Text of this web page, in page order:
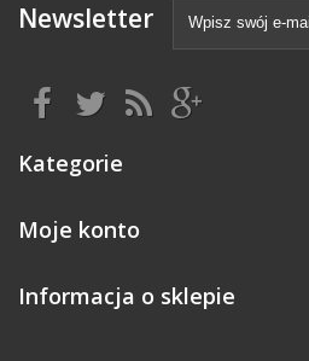
Newsletter
Kategorie
Moje konto
Informacja o sklepie